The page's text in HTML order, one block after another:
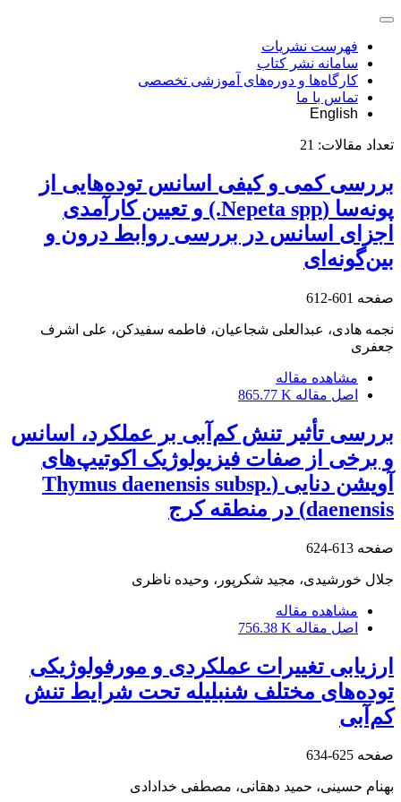
فهرست نشریات
سامانه نشر کتاب
کارگاه‌ها و دوره‌های آموزشی تخصصی
تماس با ما
English
تعداد مقالات: 21
بررسی کمی و کیفی اسانس توده‌هایی از
پونه‌سا (Nepeta spp.) و تعیین کارآمدی
اجزای اسانس در بررسی روابط درون و
بین‌گونه‌ای
صفحه 601-612
نجمه هادی، عبدالعلی شجاعیان، فاطمه سفیدکن، علی اشرف
جعفری
مشاهده مقاله
اصل مقاله 865.77 K
بررسی تأثیر تنش کم‌آبی بر عملکرد، اسانس
و برخی از صفات فیزیولوژیک اکوتیپ‌های
آویشن دنایی (Thymus daenensis subsp.
daenensis) در منطقه کرج
صفحه 613-624
جلال خورشیدی، مجید شکرپور، وحیده ناظری
مشاهده مقاله
اصل مقاله 756.38 K
ارزیابی تغییرات عملکردی و مورفولوژیکی
توده‌های مختلف شنبلیله تحت شرایط تنش
کم‌آبی
صفحه 625-634
بهنام حسینی، حمید دهقانی، مصطفی خدادادی